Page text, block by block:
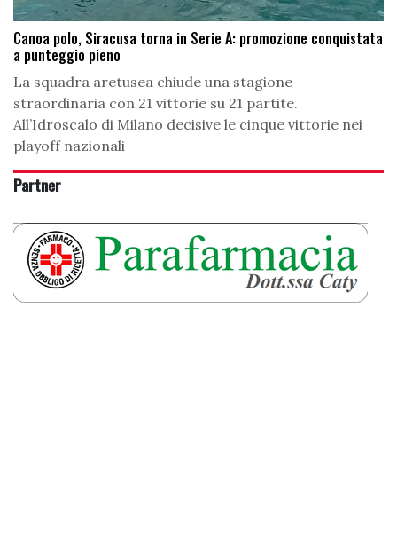
Canoa polo, Siracusa torna in Serie A: promozione conquistata
a punteggio pieno
La squadra aretusea chiude una stagione
straordinaria con 21 vittorie su 21 partite.
All’Idroscalo di Milano decisive le cinque vittorie nei
playoff nazionali
Partner